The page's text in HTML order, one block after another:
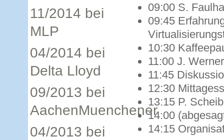
11/2014 bei
MLP
04/2014 bei
Delta Lloyd
09/2013 bei
AachenMuenchener
04/2013 bei
09:00 S.
09:45
10:30
11:00 J. Werner
11:45
12:30
13:15 P. Scheib
14:00
14:15